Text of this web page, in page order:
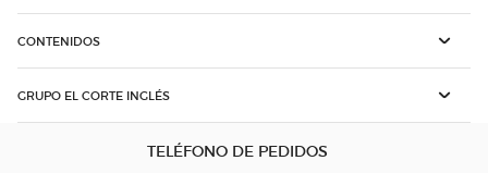
CONTENIDOS
GRUPO EL CORTE INGLÉS
TELÉFONO DE PEDIDOS